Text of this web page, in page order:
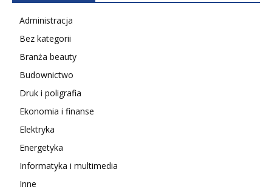
Administracja
Bez kategorii
Branża beauty
Budownictwo
Druk i poligrafia
Ekonomia i finanse
Elektryka
Energetyka
Informatyka i multimedia
Inne